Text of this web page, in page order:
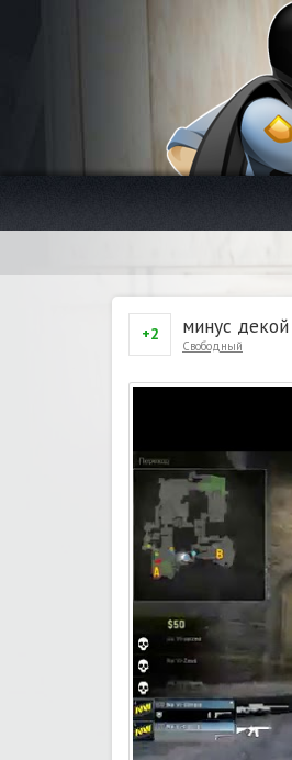
+2 минус декой
Свободный